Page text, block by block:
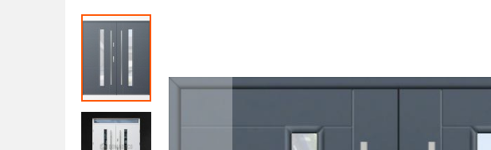
Saltar
final
galería
de
imágenes